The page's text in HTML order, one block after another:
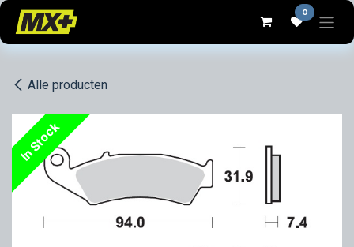
Overslaan naar inhoud 0
Alle producten
In Stock